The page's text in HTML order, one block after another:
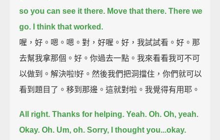
so you can see it there. Move that there. There we
go. I think that worked.
喔，好。嗯。嗯。對，好喔。好，我試試看。好。那
去幫我拿那個。好。你過去一點。我來看看我可不可
以做到。解決啦!好。然後我們把洞擋住，你們就可以
看到題目了。移到那邊。這就對啦。我覺得有用耶。
All right. Thanks for helping. Yeah. Oh. Oh, yeah.
Okay. Oh. Um, oh. Sorry, I thought you...okay.